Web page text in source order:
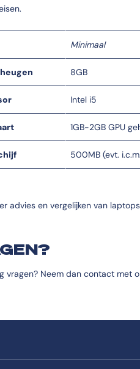
Minimaal
8GB
Intel i5
1GB-2GB GPU
500MB (evt.
advies en vergelijken van
vragen? Neem dan contact met